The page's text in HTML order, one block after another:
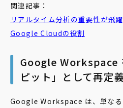
関連記事：
リアルタイム分析の重要性が飛
Google Cloudの役割
Google Workspace
ピット」として再定
Google Workspace は、単なる